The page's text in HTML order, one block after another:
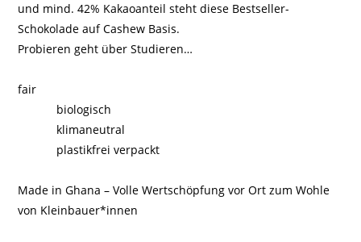
und mind. 42% Kakaoanteil steht diese Bestseller-
Schokolade auf Cashew Basis.
Probieren geht über Studieren…
fair
biologisch
klimaneutral
plastikfrei verpackt
Made in Ghana – Volle Wertschöpfung vor Ort zum Wohle
von Kleinbauer*innen